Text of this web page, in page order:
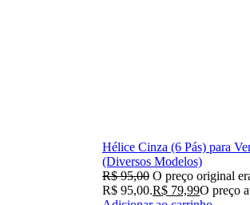
Hélice Cinza (6 Pás) para
(Diversos Modelos)
R$95,00 O preço original
R$ 95,00.R$ 79,99O preço